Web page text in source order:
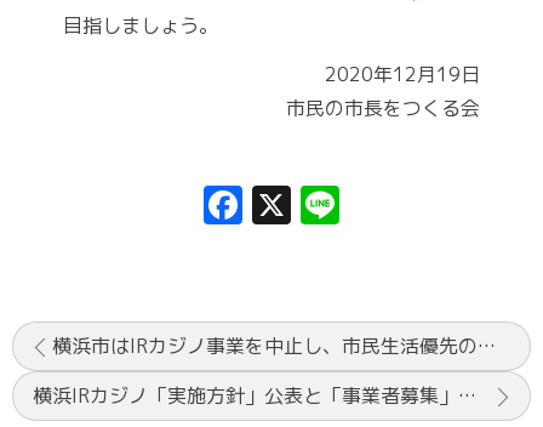
目指しましょう。
2020年12月19日
市民の市長をつくる会
Facebook
X
横浜市はIRカジノ事業を中止し、市民生活優先の市政運営をすることを求める緊急要請
横浜IRカジノ「実施方針」公表と「事業者募集」の公募についてのコメント